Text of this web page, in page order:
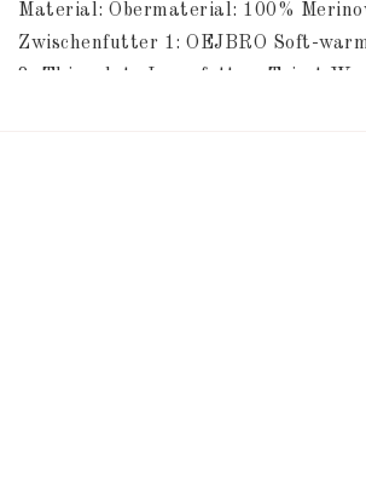
Material: Obermaterial: 100%
Zwischenfutter 1: OEJBRO Soft-
2: Thinsulate Innenfutter: Tricot